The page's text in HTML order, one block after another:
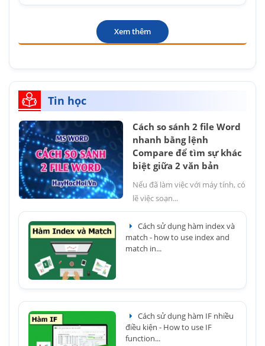
Xem thêm
Tin học
Cách so sánh 2 file Word
nhanh bằng lệnh
Compare để tìm sự khác
biệt giữa 2 văn bản
Nếu đã làm việc với máy tính, có
lẽ việc soạn...
Cách sử dụng hàm index và
match - how to use index and
match in...
Cách sử dụng hàm IF nhiều
điều kiện - How to use IF
function...